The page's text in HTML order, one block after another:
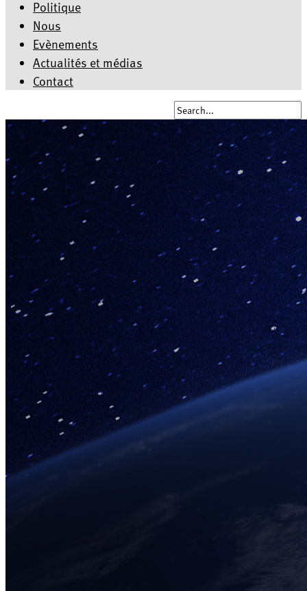
Politique
Nous
Evènements
Actualités et médias
Contact